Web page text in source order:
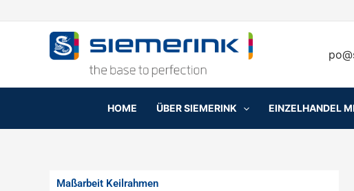
Inhalt
HOME ÜBER SIEMERINK EINZELHANDEL
Maßarbeit Keilrahmen